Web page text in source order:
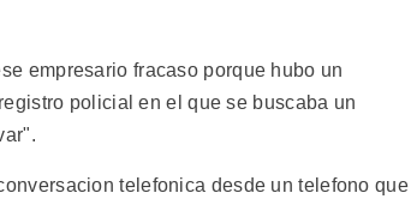
empresario fracaso porque hubo un
policial en el que se buscaba un
telefonica desde un telefono que